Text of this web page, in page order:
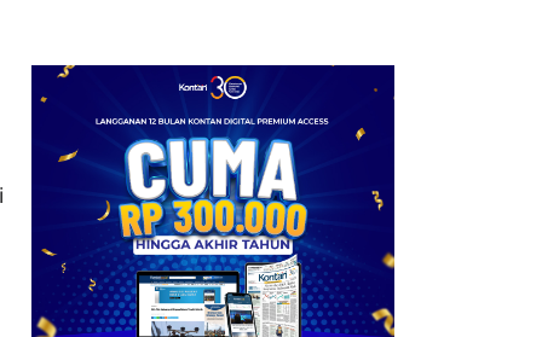
Hampir Tercapai,
Pasokan Minyak Masih
Terancam